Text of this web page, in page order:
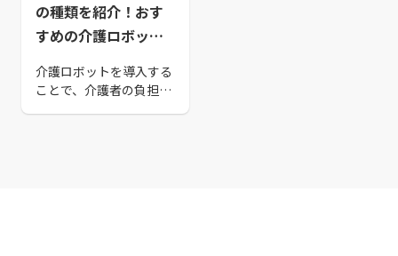
の種類を紹介！おす
すめの介護ロボット
介護ロボットを導入する
ことで、介護者の負担が